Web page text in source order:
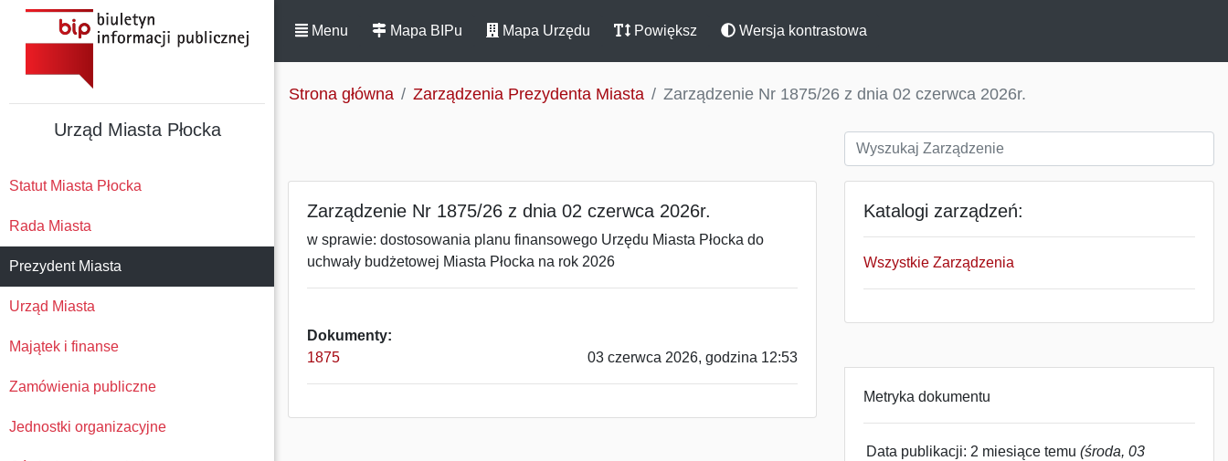
Urząd Miasta Płocka
Statut Miasta Płocka
Rada Miasta
Prezydent Miasta
Urząd Miasta
Majątek i finanse
Zamówienia publiczne
Jednostki organizacyjne
Menu Mapa BIPu Mapa Urzędu Powiększ Wersja kontrastowa
Strona główna Zarządzenia Prezydenta Miasta Zarządzenie Nr 1875/26 z dnia 02 czerwca 2026r.
Zarządzenie Nr 1875/26 z dnia 02 czerwca 2026r.
w sprawie: dostosowania planu finansowego Urzędu Miasta Płocka do
uchwały budżetowej Miasta Płocka na rok 2026
Dokumenty:
1875
03 czerwca 2026, godzina 12:53
Katalogi zarządzeń:
Wszystkie Zarządzenia
Metryka dokumentu
Data publikacji: 2 miesiące temu (środa, 03